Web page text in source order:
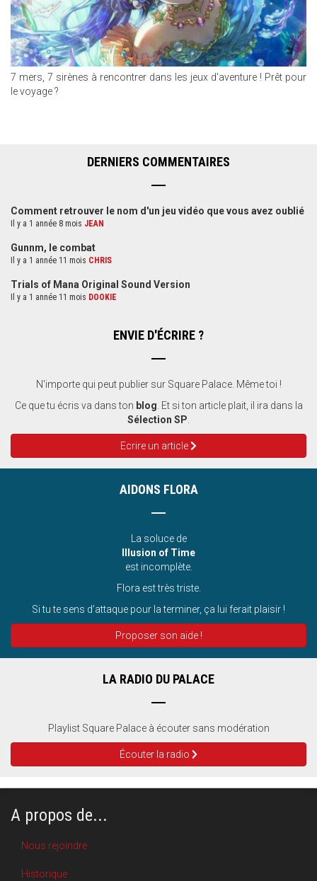
7 mers, 7 sirènes à rencontrer dans les jeux d'aventure ! Prêt pour
le voyage ?
DERNIERS COMMENTAIRES
Comment retrouver le nom d'un jeu vidéo que vous avez oublié
Il y a 1 année 8 mois JEAN
Gunnm, le combat
Il y a 1 année 11 mois CHRIS
Trials of Mana Original Sound Version
Il y a 1 année 11 mois DOOKIE
ENVIE D'ÉCRIRE ?
N'importe qui peut publier sur Square Palace. Même toi !
Ce que tu écris va dans ton blog. Et si ton article plait, il ira dans la
Sélection SP.
Ecrire un article
AIDONS FLORA
La soluce de
Illusion of Time
est incomplète.
Flora est très triste.
Si tu te sens d’attaque pour la terminer, ça lui ferait plaisir !
Proposer son aide !
LA RADIO DU PALACE
Playlist Square Palace à écouter sans modération
Écouter la radio
A propos de...
Nous rejoindre
Historique